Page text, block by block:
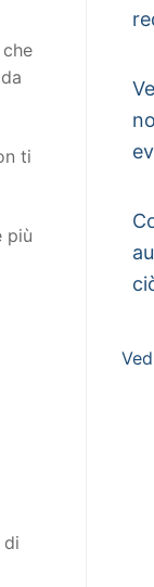
ti
più
di